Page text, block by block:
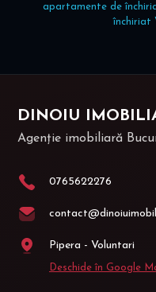
apartamente de
închiriat
DINOIU
Agenție imobiliară
0765622276
Pipera - Voluntari
Deschide în Google